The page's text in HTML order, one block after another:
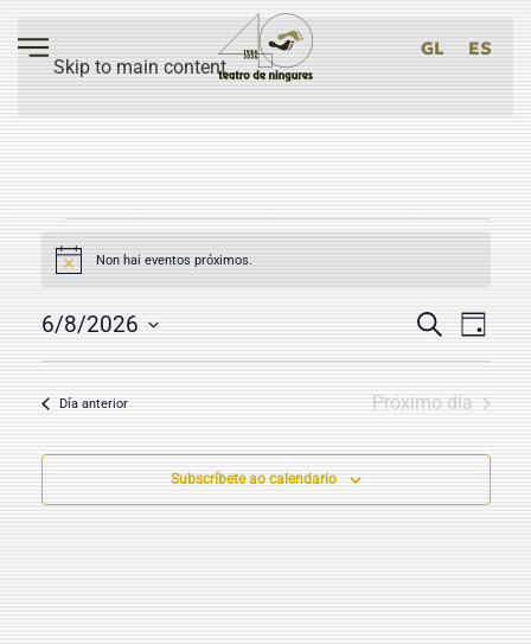
Skip to main content
GL ES
EVENTOS
FOR
6
AGOSTO
2026
Notice Non hai eventos próximos.
DE
BUSCA
E
VISTAS
Procurar
DE
DE
Día
6/8/2026
Select
date.
Día anterior Próximo día
Subscríbete ao calendario